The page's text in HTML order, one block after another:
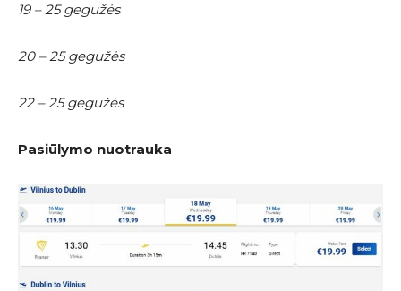
19 – 25 gegužės
20 – 25 gegužės
22 – 25 gegužės
Pasiūlymo nuotrauka